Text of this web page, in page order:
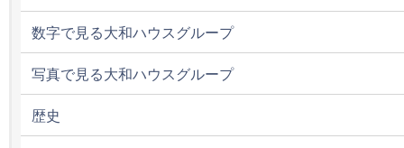
数字で見る大和ハウスグループ
写真で見る大和ハウスグループ
歴史